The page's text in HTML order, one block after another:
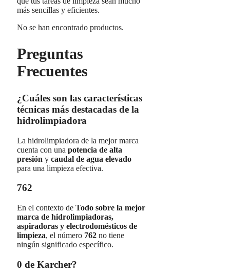
más sencillas y eficientes.
No se han encontrado productos.
Preguntas
Frecuentes
¿Cuáles son las características
técnicas más destacadas de la
hidrolimpiadora
La hidrolimpiadora de la mejor marca
cuenta con una potencia de alta
presión y caudal de agua elevado
para una limpieza efectiva.
762
En el contexto de Todo sobre la mejor
marca de hidrolimpiadoras,
aspiradoras y electrodomésticos de
limpieza, el número 762 no tiene
ningún significado específico.
0 de Karcher?